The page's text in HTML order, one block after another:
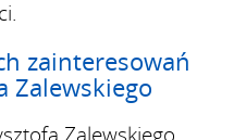
zainteresowań
Zalewskiego
Zalewskiego